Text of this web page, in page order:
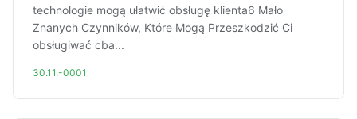
technologie mogą ułatwić obsługę klienta6 Mało
Znanych Czynników, Które Mogą Przeszkodzić Ci
obsługiwać cba...
30.11.-0001